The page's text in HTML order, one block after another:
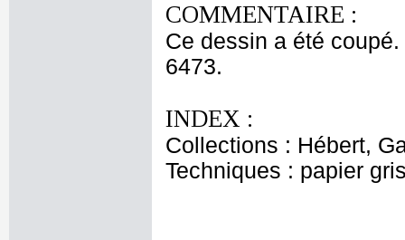
COMMENTAIRE :
Ce dessin a été
6473.
INDEX :
Collections : Hébert,
Techniques : papier